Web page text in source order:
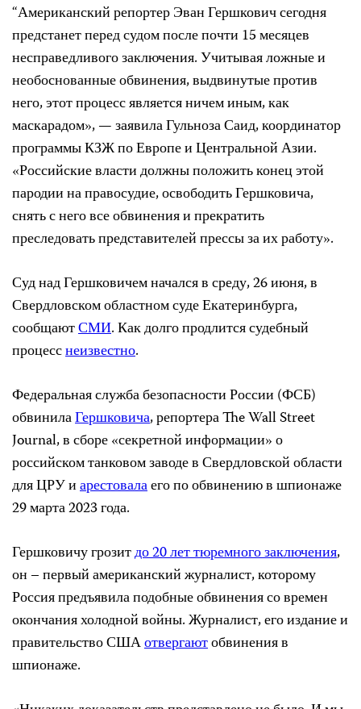
“Американский репортер Эван Гершкович сегодня
предстанет перед судом после почти 15 месяцев
несправедливого заключения. Учитывая ложные и
необоснованные обвинения, выдвинутые против
него, этот процесс является ничем иным, как
маскарадом», — заявила Гульноза Саид, координатор
программы КЗЖ по Европе и Центральной Азии.
«Российские власти должны положить конец этой
пародии на правосудие, освободить Гершковича,
снять с него все обвинения и прекратить
преследовать представителей прессы за их работу».
Суд над Гершковичем начался в среду, 26 июня, в
Свердловском областном суде Екатеринбурга,
сообщаютСМИ. Как долго продлится судебный
процесснеизвестно.
Федеральная служба безопасности России (ФСБ)
обвинилаГершковича, репортера The Wall Street
Journal, в сборе «секретной информации» о
российском танковом заводе в Свердловской области
для ЦРУ иарестовалаего по обвинению в шпионаже
29 марта 2023 года.
Гершковичу грозитдо 20 лет тюремного заключения,
он – первый американский журналист, которому
Россия предъявила подобные обвинения со времен
окончания холодной войны. Журналист, его издание и
правительство СШАотвергаютобвинения в
шпионаже.